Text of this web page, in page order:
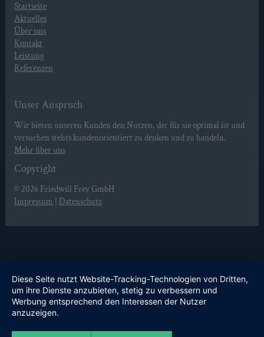
Startseite
Aktuelles
Über uns
Kontakt
Leistung
Referenzen
Unser Anspruch
Wir bieten unseren Kunden den Nutzen, der für sie optimal ist und
versuchen stehts kundenorientiert zu denken und zu handeln.
Mehr über uns
Copyright
© 2026 Friedwill Frey GmbH
Impressum
Datenschutz
Diese Seite nutzt Website-Tracking-Technologien von Dritten,
um ihre Dienste anzubieten, stetig zu verbessern und
Werbung entsprechend den Interessen der Nutzer
anzuzeigen.